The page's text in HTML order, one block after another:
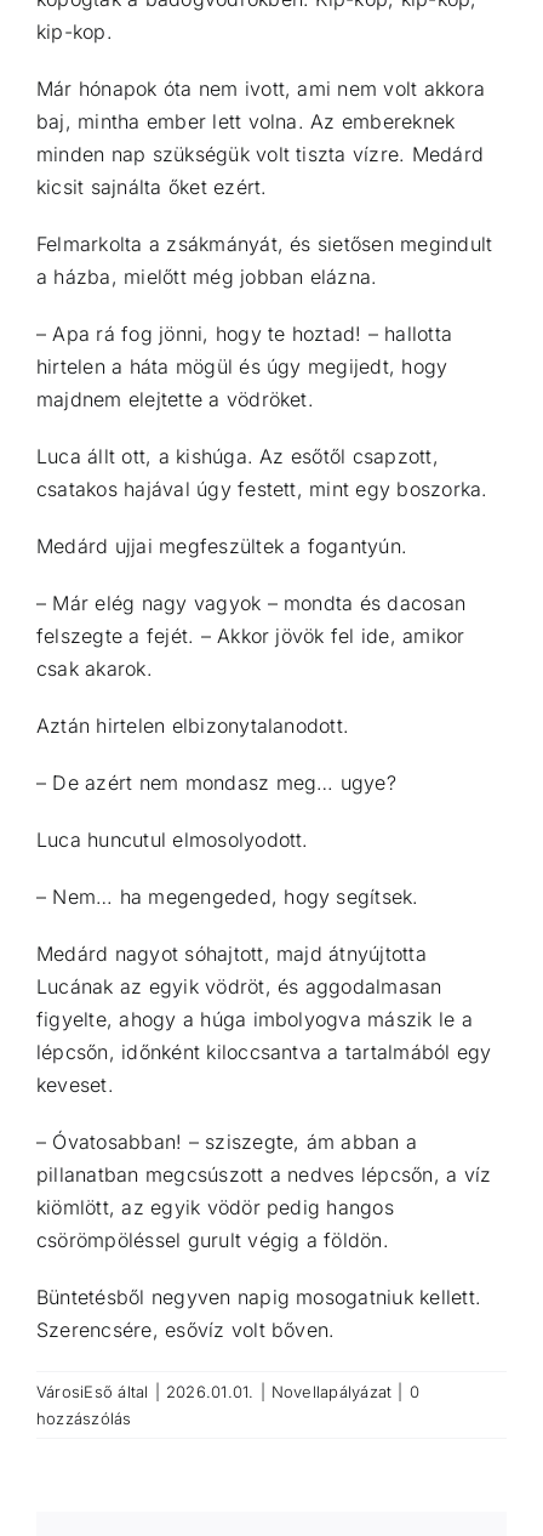
kip-kop.
Már hónapok óta nem ivott, ami nem volt akkora
baj, mintha ember lett volna. Az embereknek
minden nap szükségük volt tiszta vízre. Medárd
kicsit sajnálta őket ezért.
Felmarkolta a zsákmányát, és sietősen megindult
a házba, mielőtt még jobban elázna.
– Apa rá fog jönni, hogy te hoztad! – hallotta
hirtelen a háta mögül és úgy megijedt, hogy
majdnem elejtette a vödröket.
Luca állt ott, a kishúga. Az esőtől csapzott,
csatakos hajával úgy festett, mint egy boszorka.
Medárd ujjai megfeszültek a fogantyún.
– Már elég nagy vagyok – mondta és dacosan
felszegte a fejét. – Akkor jövök fel ide, amikor
csak akarok.
Aztán hirtelen elbizonytalanodott.
– De azért nem mondasz meg… ugye?
Luca huncutul elmosolyodott.
– Nem… ha megengeded, hogy segítsek.
Medárd nagyot sóhajtott, majd átnyújtotta
Lucának az egyik vödröt, és aggodalmasan
figyelte, ahogy a húga imbolyogva mászik le a
lépcsőn, időnként kiloccsantva a tartalmából egy
keveset.
– Óvatosabban! – sziszegte, ám abban a
pillanatban megcsúszott a nedves lépcsőn, a víz
kiömlött, az egyik vödör pedig hangos
csörömpöléssel gurult végig a földön.
Büntetésből negyven napig mosogatniuk kellett.
Szerencsére, esővíz volt bőven.
VárosiEső által 2026.01.01. Novellapályázat
0
hozzászólás